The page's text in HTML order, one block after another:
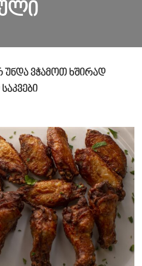
უნდა ვჭამოთ ხშირად